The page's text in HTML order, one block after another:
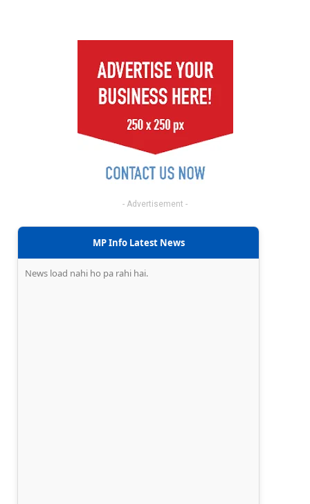
- Advertisement -
MP Info Latest News
News load nahi ho pa rahi hai.